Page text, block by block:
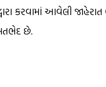
કરવામાં આવેલી
છે.